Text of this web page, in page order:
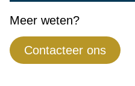
Meer weten?
Contacteer ons